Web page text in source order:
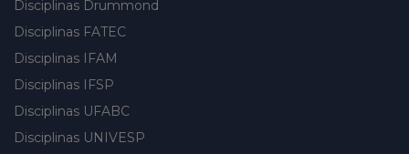
Disciplinas Drummond
Disciplinas FATEC
Disciplinas IFAM
Disciplinas IFSP
Disciplinas UFABC
Disciplinas UNIVESP